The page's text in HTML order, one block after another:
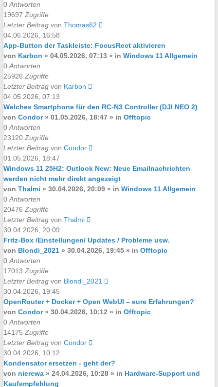
0 Antworten
19697 Zugriffe
Letzter Beitrag von Thomas62
04.06.2026, 16:58
App-Button der Taskleiste: FocusRect aktivieren
von Karbon » 04.05.2026, 07:13» in Windows 11 Allgemein
0 Antworten
25926 Zugriffe
Letzter Beitrag von Karbon
04.05.2026, 07:13
Welches Smartphone für den RC-N3 Controller (DJI NEO 2)
von Condor» 01.05.2026, 18:47» in Offtopic
0 Antworten
23120 Zugriffe
Letzter Beitrag von Condor
01.05.2026, 18:47
Windows 11 25H2: Outlook New: Neue Emailnachrichten
werden nicht mehr direkt angezeigt
von Thalmi » 30.04.2026, 20:09» in Windows 11 Allgemein
0 Antworten
20476 Zugriffe
Letzter Beitrag von Thalmi
30.04.2026, 20:09
Fritz-Box /Einstellungen/ Updates / Probleme usw.
von Blondi_2021» 30.04.2026, 19:45» in Offtopic
0 Antworten
17013 Zugriffe
Letzter Beitrag von Blondi_2021
30.04.2026, 19:45
OpenRouter + Docker + Open WebUI – eure Erfahrungen?
von Condor» 30.04.2026, 10:12 » in Offtopic
0 Antworten
14175 Zugriffe
Letzter Beitrag von Condor
30.04.2026, 10:12
Kondensator ersetzen - geht der?
von nierewa» 24.04.2026, 10:28» in Hardware-Support und
Kaufempfehlung